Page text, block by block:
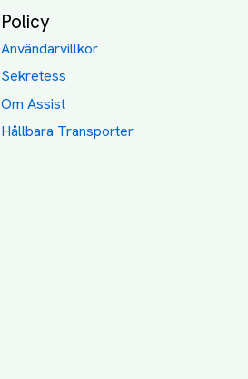
Policy
Användarvillkor
Sekretess
Om Assist
Hållbara Transporter